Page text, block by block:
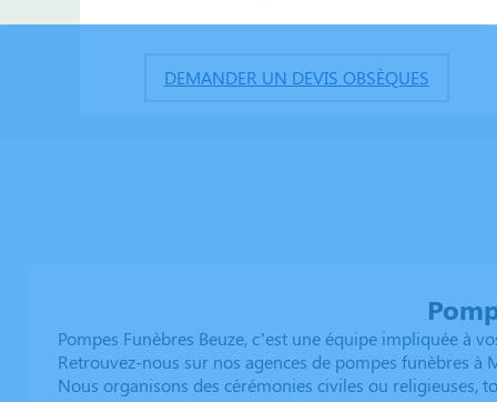
DEMANDER UN DEVIS OBSÈQUES
Pompes Funèbres Beuze, c’est une équipe impliquée à
Retrouvez-nous sur nos agences de pompes funèbres à
Nous organisons des cérémonies civiles ou religieuses,